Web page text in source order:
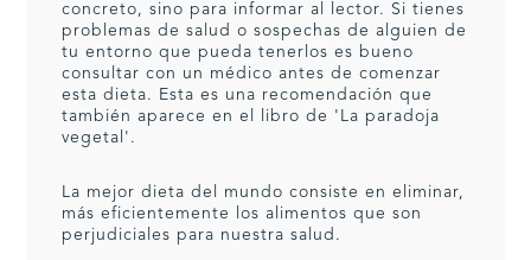
concreto, sino para informar al lector. Si tienes
problemas de salud o sospechas de alguien de
tu entorno que pueda tenerlos es bueno
consultar con un médico antes de comenzar
esta dieta. Esta es una recomendación que
también aparece en el libro de 'La paradoja
vegetal'.
La mejor dieta del mundo consiste en eliminar,
más eficientemente los alimentos que son
perjudiciales para nuestra salud.